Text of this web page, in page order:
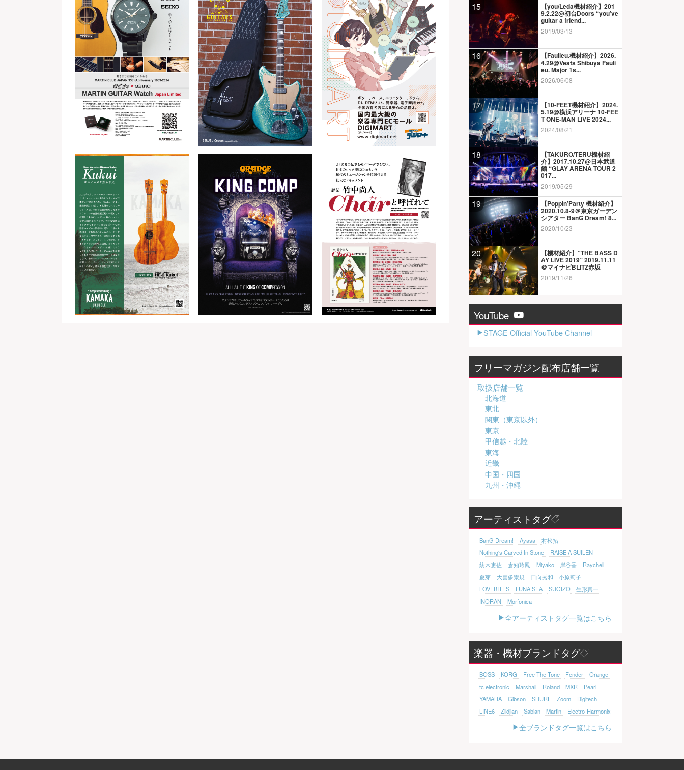
15 【you/Leda機材紹介】201
9.2.22@初台Doors “you’ve
guitar a friend...
2019/03/13
16 【Faulieu.機材紹介】2026.
4.29@Veats Shibuya Fauli
eu. Major 1s...
2026/06/08
17 【10-FEET機材紹介】2024.
5.19@横浜アリーナ 10-FEE
T ONE-MAN LIVE 2024...
2024/08/21
18 【TAKURO/TERU機材紹
介】2017.10.27@日本武道
館 “GLAY ARENA TOUR 2
017...
2019/05/29
19 【Poppin’Party 機材紹介】
2020.10.8-9＠東京ガーデン
シアター BanG Dream! 8...
2020/10/23
20 【機材紹介】“THE BASS D
AY LIVE 2019” 2019.11.11
＠マイナビBLITZ赤坂
2019/11/26
YouTube
STAGE Official YouTube Channel
フリーマガジン配布店舗一覧
取扱店舗一覧
北海道
東北
関東（東京以外）
東京
甲信越・北陸
東海
近畿
中国・四国
九州・沖縄
アーティストタグ
BanG Dream! Ayasa
村松拓
Nothing's Carved In Stone
RAISE A SUILEN
紡木吏佐
倉知玲鳳 Miyako 岸谷香
Raychell
夏芽
大喜多崇規 日向秀和
小原莉子
LOVEBITES
LUNA SEA SUGIZO
生形真一
INORAN
Morfonica
全アーティストタグ一覧はこちら
楽器・機材ブランドタグ
BOSS KORG Free The Tone Fender
Orange
tc electronic
Marshall Roland MXR
Pearl
YAMAHA
Gibson SHURE Zoom
Digitech
LINE6
Zildjian Sabian Martin Electro-Harmonix
全ブランドタグ一覧はこちら